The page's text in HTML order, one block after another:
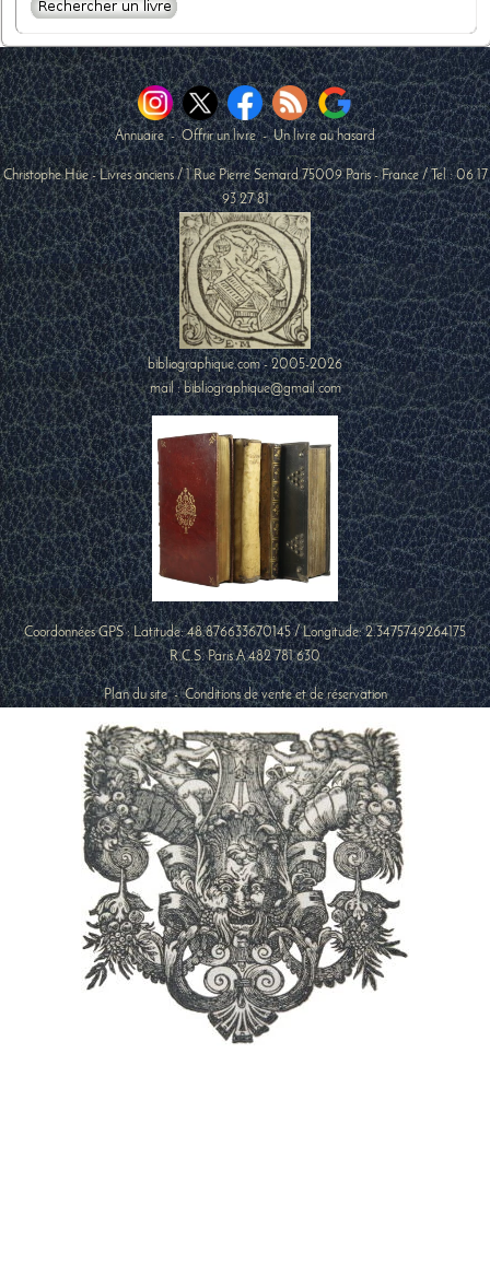
Annuaire-Offrir un livre-Un livre au hasard
Christophe Hüe - Livres anciens /1 Rue Pierre Semard 75009 Paris-France / Tel :06 17
93 27 81
bibliographique.com - 2005-2026
mail : bibliographique@gmail.com
Coordonnées GPS : Latitude:48.876633670145/ Longitude:2.3475749264175
R.C.S. Paris A 482 781 630
Plan du site-Conditions de vente et de réservation